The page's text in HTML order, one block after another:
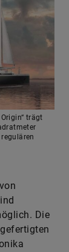
trägt
Die